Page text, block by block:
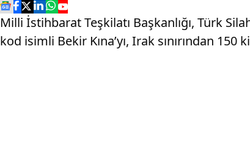
Milli İstihbarat Teşkilatı Başkanlığı, Türk
kod isimli Bekir Kına’yı, Irak sınırından